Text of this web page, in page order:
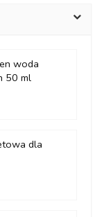
woda
50 ml
dla